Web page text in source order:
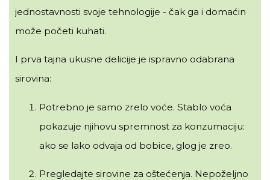
jednostavnosti svoje tehnologije - čak ga i domaćin
može početi kuhati.
I prva tajna ukusne delicije je ispravno odabrana
sirovina:
Potrebno je samo zrelo voće. Stablo voća
pokazuje njihovu spremnost za konzumaciju:
ako se lako odvaja od bobice, glog je zreo.
Pregledajte sirovine za oštećenja. Nepoželjno